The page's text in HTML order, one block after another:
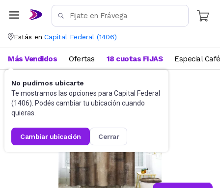
Estás en Capital Federal (1406)
No pudimos ubicarte
Te mostramos las opciones para Capital Federal
(1406). Podés cambiar tu ubicación cuando
quieras.
cambiar ubicación cerrar
Más Vendidos Ofertas 18 cuotas FIJAS Especial Café
Baño Accesorios de baño